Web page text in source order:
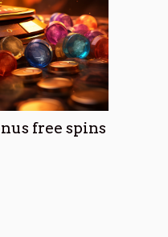
free spins